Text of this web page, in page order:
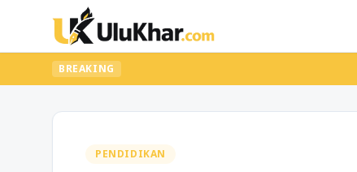
BREAKING
PENDIDIKAN